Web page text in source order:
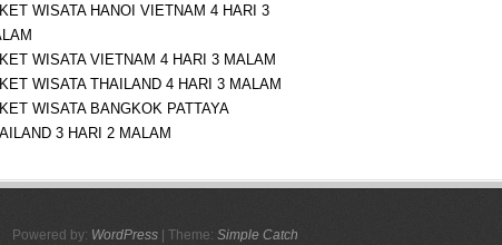
WISATA HANOI VIETNAM 4 HARI 3
WISATA VIETNAM 4 HARI 3 MALAM
WISATA THAILAND 4 HARI 3 MALAM
WISATA BANGKOK PATTAYA
3 HARI 2 MALAM
Powered by: WordPress | Theme: Simple Catch